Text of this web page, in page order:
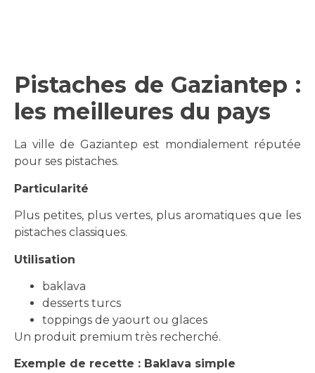
Pistaches de Gaziantep :
les meilleures du pays
La ville de Gaziantep est mondialement réputée
pour ses pistaches.
Particularité
Plus petites, plus vertes, plus aromatiques que les
pistaches classiques.
Utilisation
baklava
desserts turcs
toppings de yaourt ou glaces
Un produit premium très recherché.
Exemple de recette : Baklava simple